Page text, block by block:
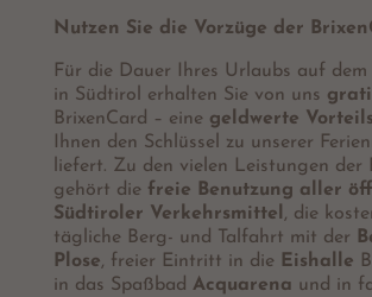
Nutzen Sie die Vorzüge der
Für die Dauer Ihres Urlaubs auf
in Südtirol erhalten Sie von uns
BrixenCard – eine geldwerte
Ihnen den Schlüssel zu unserer
liefert. Zu den vielen Leistungen der
gehört die freie Benutzung aller
Südtiroler Verkehrsmittel , die
tägliche Berg- und Talfahrt mit der
Plose, freier Eintritt in die Eishalle
in das Spaßbad Acquarena und in